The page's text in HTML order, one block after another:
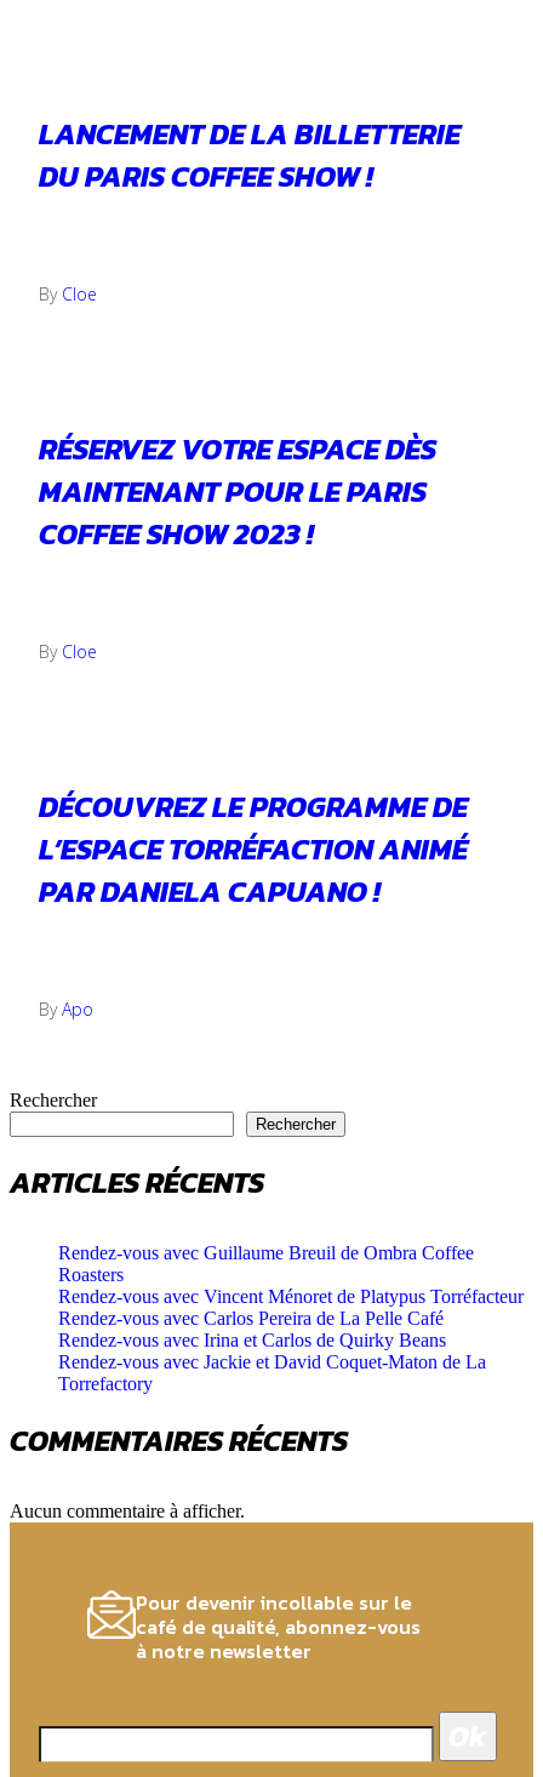
LANCEMENT DE LA BILLETTERIE
DU PARIS COFFEE SHOW !
By Cloe
RÉSERVEZ VOTRE ESPACE DÈS
MAINTENANT POUR LE PARIS
COFFEE SHOW 2023 !
By Cloe
DÉCOUVREZ LE PROGRAMME DE
L’ESPACE TORRÉFACTION ANIMÉ
PAR DANIELA CAPUANO !
By Apo
Rechercher
Rechercher
ARTICLES RÉCENTS
Rendez-vous avec Guillaume Breuil de Ombra Coffee
Roasters
Rendez-vous avec Vincent Ménoret de Platypus Torréfacteur
Rendez-vous avec Carlos Pereira de La Pelle Café
Rendez-vous avec Irina et Carlos de Quirky Beans
Rendez-vous avec Jackie et David Coquet-Maton de La
Torrefactory
COMMENTAIRES RÉCENTS
Aucun commentaire à afficher.
Pour devenir incollable sur le
café de qualité, abonnez-vous
à notre newsletter